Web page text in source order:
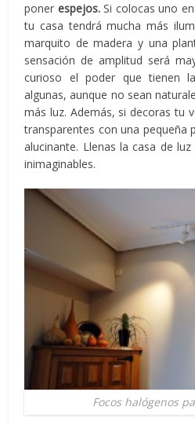
poner espejos.Si colocas uno
tu casa tendrá mucha más
marquito de madera y una
sensación de amplitud será
curioso el poder que tienen
algunas, aunque no sean
más luz. Además, si decoras tu
transparentes con una pequeña
alucinante. Llenas la casa de
inimaginables.
Focos halógenos